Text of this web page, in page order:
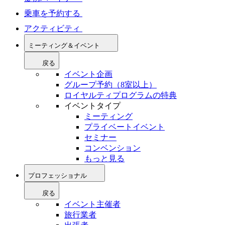
乗車を予約する
アクティビティ
ミーティング＆イベント
戻る
イベント企画
グループ予約（8室以上）
ロイヤルティプログラムの特典
イベントタイプ
ミーティング
プライベートイベント
セミナー
コンベンション
もっと見る
プロフェッショナル
戻る
イベント主催者
旅行業者